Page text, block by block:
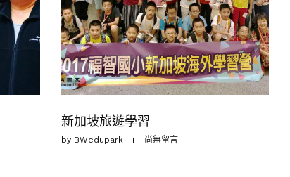
新加坡旅遊學習
by BWedupark 尚無留言